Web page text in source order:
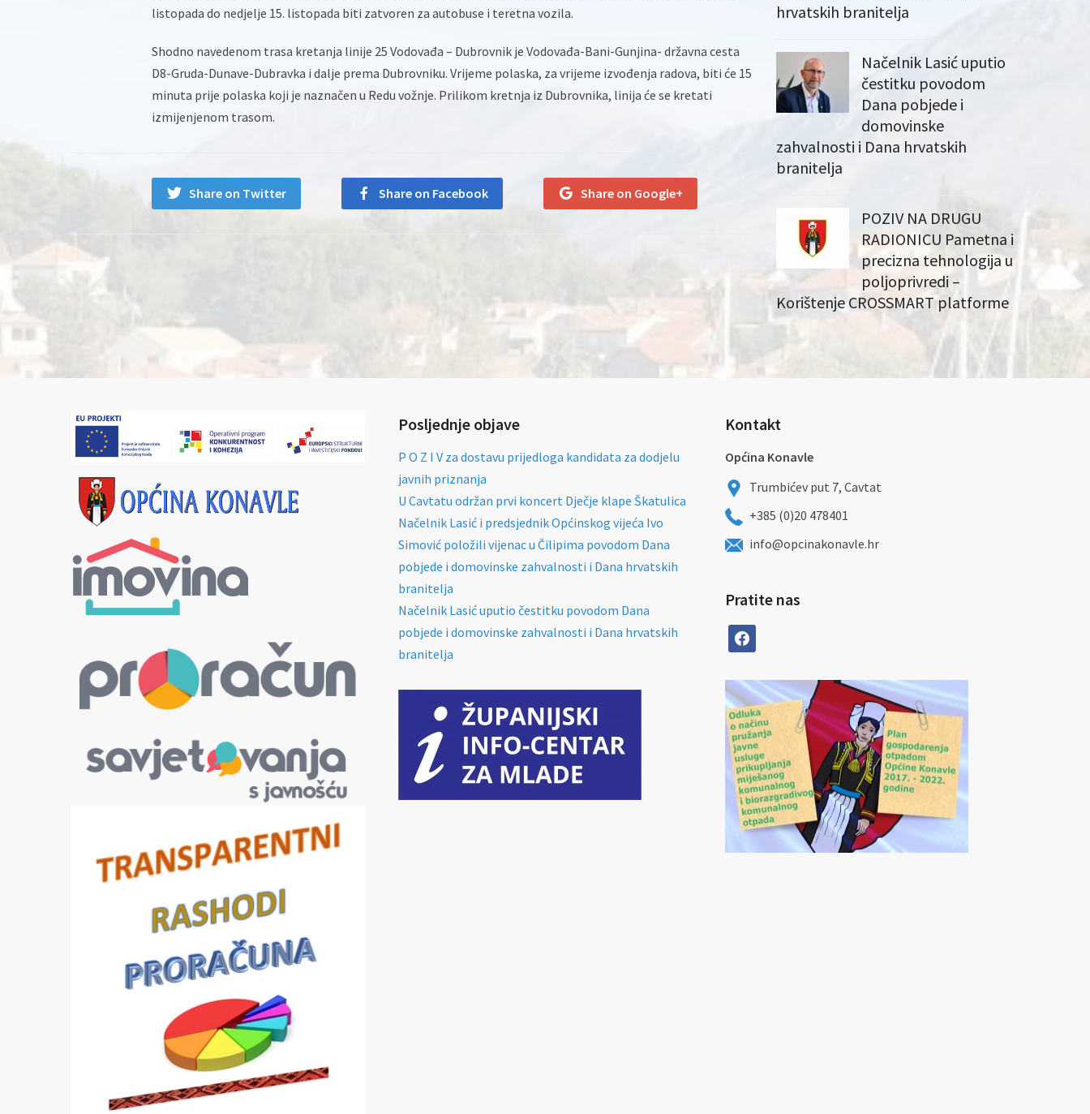
listopada do nedjelje 15. listopada biti zatvoren za autobuse i teretna vozila.
Shodno navedenom trasa kretanja linije 25 Vodovađa – Dubrovnik je Vodovađa-Bani-Gunjina- državna cesta
D8-Gruda-Dunave-Dubravka i dalje prema Dubrovniku. Vrijeme polaska, za vrijeme izvođenja radova, biti će 15
minuta prije polaska koji je naznačen u Redu vožnje. Prilikom kretnja iz Dubrovnika, linija će se kretati
izmijenjenom trasom.
Share on Twitter Share on Facebook Share on Google+
hrvatskih branitelja
Načelnik Lasić uputio
čestitku povodom
Dana pobjede i
domovinske
zahvalnosti i Dana hrvatskih
branitelja
POZIV NA DRUGU
RADIONICU Pametna i
precizna tehnologija u
poljoprivredi –
Korištenje CROSSMART platforme
Posljednje objave
P O Z I V za dostavu prijedloga kandidata za dodjelu
javnih priznanja
U Cavtatu održan prvi koncert Dječje klape Škatulica
Načelnik Lasić i predsjednik Općinskog vijeća Ivo
Simović položili vijenac u Čilipima povodom Dana
pobjede i domovinske zahvalnosti i Dana hrvatskih
branitelja
Načelnik Lasić uputio čestitku povodom Dana
pobjede i domovinske zahvalnosti i Dana hrvatskih
branitelja
Kontakt
Općina Konavle
Trumbićev put 7, Cavtat
+385 (0)20 478401
info@opcinakonavle.hr
Pratite nas
facebook